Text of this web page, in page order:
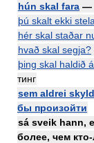
hún skal fara —
þú skalt ekki stela
hér skal staðar
hvað skal segja?
þing skal haldið
тинг
sem aldrei
бы произойти
sá sveik hann,
более, чем